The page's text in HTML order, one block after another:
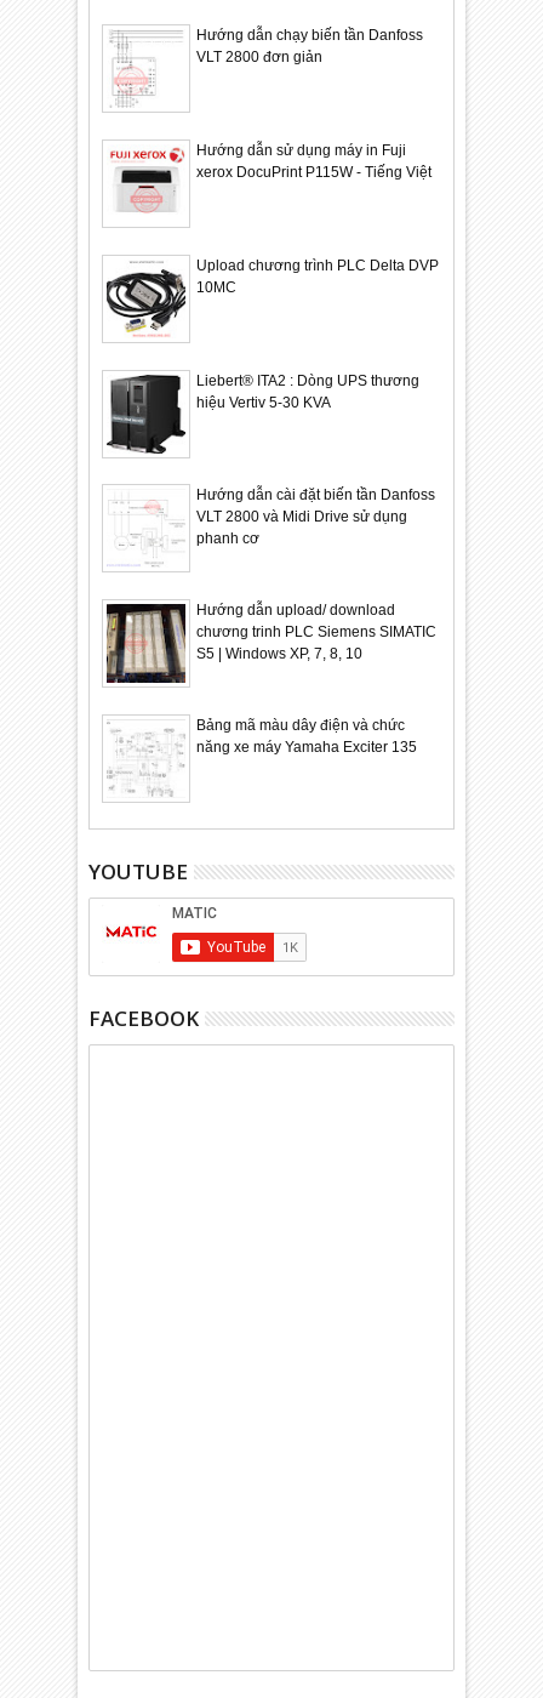
Hướng dẫn chạy biến tần Danfoss
VLT 2800 đơn giản
Hướng dẫn sử dụng máy in Fuji
xerox DocuPrint P115W - Tiếng Việt
Upload chương trình PLC Delta DVP
10MC
Liebert® ITA2 : Dòng UPS thương
hiệu Vertiv 5-30 KVA
Hướng dẫn cài đặt biến tần Danfoss
VLT 2800 và Midi Drive sử dụng
phanh cơ
Hướng dẫn upload/ download
chương trinh PLC Siemens SIMATIC
S5 | Windows XP, 7, 8, 10
Bảng mã màu dây điện và chức
năng xe máy Yamaha Exciter 135
YOUTUBE
FACEBOOK